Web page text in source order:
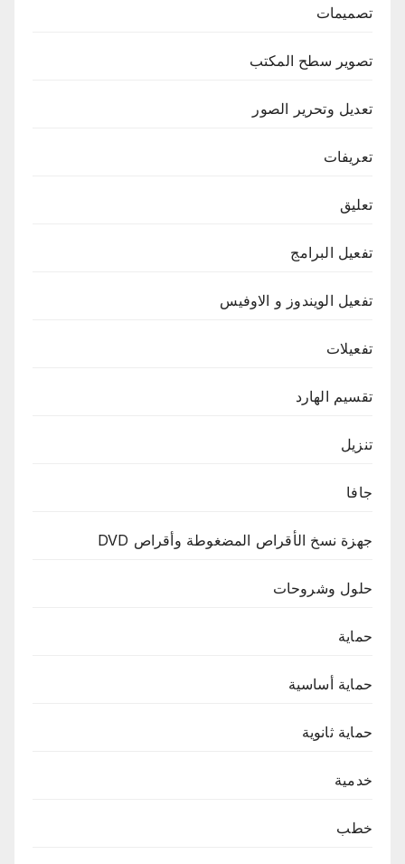
تصميمات
تصوير سطح المكتب
تعديل وتحرير الصور
تعريفات
تعليق
تفعيل البرامج
تفعيل الويندوز و الاوفيس
تفعيلات
تقسيم الهارد
تنزيل
جافا
جهزة نسخ الأقراص المضغوطة وأقراص DVD
حلول وشروحات
حماية
حماية أساسية
حماية ثانوية
خدمية
خطب